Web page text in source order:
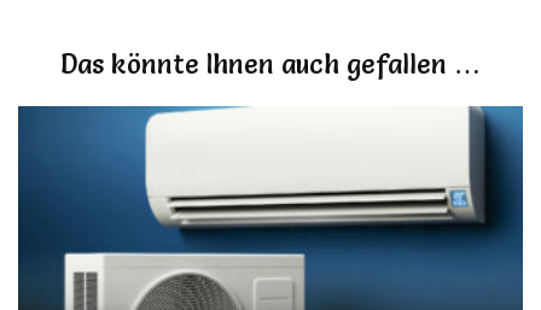
Das könnte Ihnen auch gefallen …